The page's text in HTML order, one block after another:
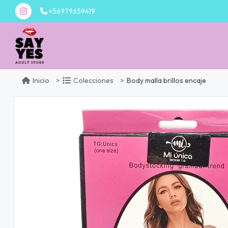
+56979659419
Inicio Colecciones Body malla brillos encaje